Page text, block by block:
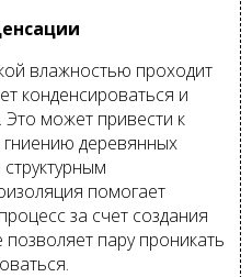
влажностью проходит
конденсироваться и
Это может привести к
деревянных
помогает
за счет создания
пару проникать